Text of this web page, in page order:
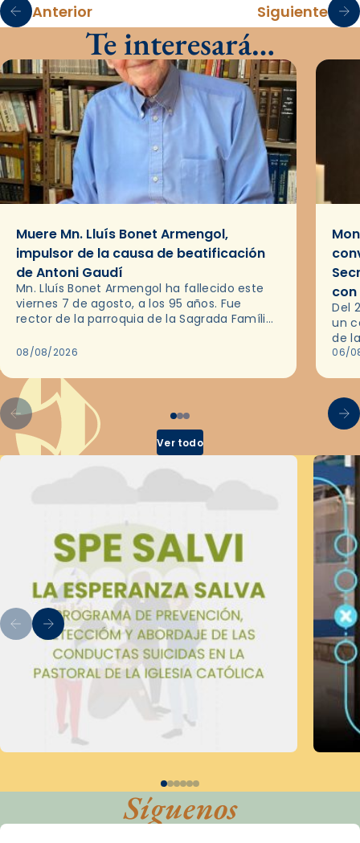
Anterior Siguiente
Te interesará…
Muere Mn. Lluís Bonet Armengol,
impulsor de la causa de beatificación
de Antoni Gaudí
Mn. Lluís Bonet Armengol ha fallecido este
viernes 7 de agosto, a los 95 años. Fue
rector de la parroquia de la Sagrada Família
08/08/2026
Del
un
de
en
06/
Ver todo
Síguenos